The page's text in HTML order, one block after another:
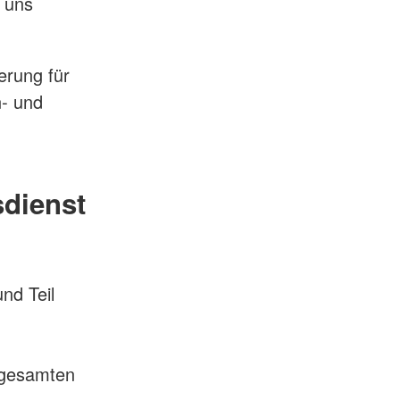
für
und
Teil